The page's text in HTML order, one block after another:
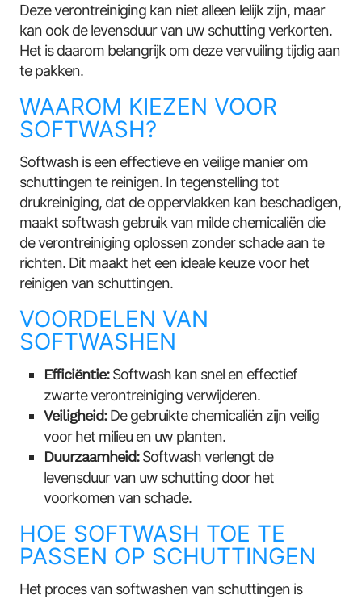
Deze verontreiniging kan niet alleen lelijk zijn, maar
kan ook de levensduur van uw schutting verkorten.
Het is daarom belangrijk om deze vervuiling tijdig aan
te pakken.
WAAROM KIEZEN VOOR
SOFTWASH?
Softwash is een effectieve en veilige manier om
schuttingen te reinigen. In tegenstelling tot
drukreiniging, dat de oppervlakken kan beschadigen,
maakt softwash gebruik van milde chemicaliën die
de verontreiniging oplossen zonder schade aan te
richten. Dit maakt het een ideale keuze voor het
reinigen van schuttingen.
VOORDELEN VAN
SOFTWASHEN
Efficiëntie:Softwash kan snel en effectief
zwarte verontreiniging verwijderen.
Veiligheid:De gebruikte chemicaliën zijn veilig
voor het milieu en uw planten.
Duurzaamheid:Softwash verlengt de
levensduur van uw schutting door het
voorkomen van schade.
HOE SOFTWASH TOE TE
PASSEN OP SCHUTTINGEN
Het proces van softwashen van schuttingen is